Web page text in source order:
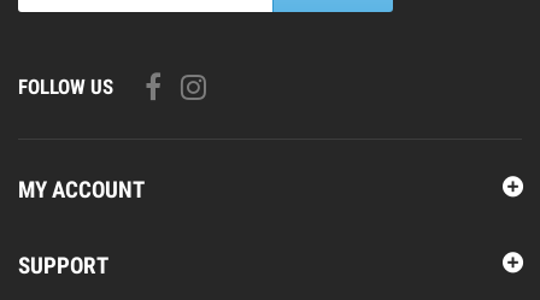
FOLLOW US
MY ACCOUNT
SUPPORT